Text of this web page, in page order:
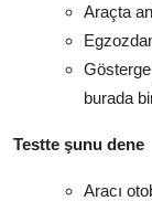
Araçta
Gösterge
burada
Testte şunu dene
Aracı